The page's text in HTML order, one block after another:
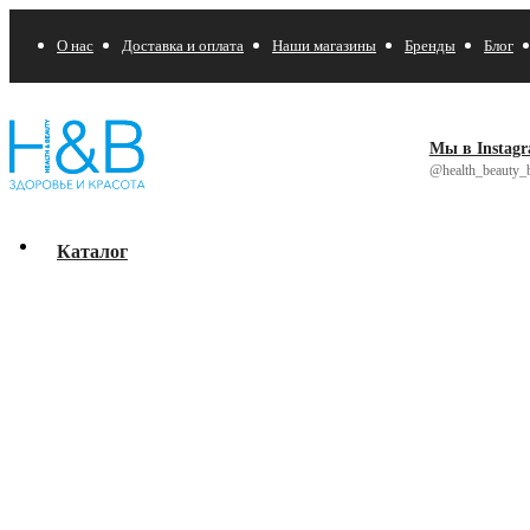
О нас Доставка и оплата Наши магазины Бренды Блог
Мы в
Каталог